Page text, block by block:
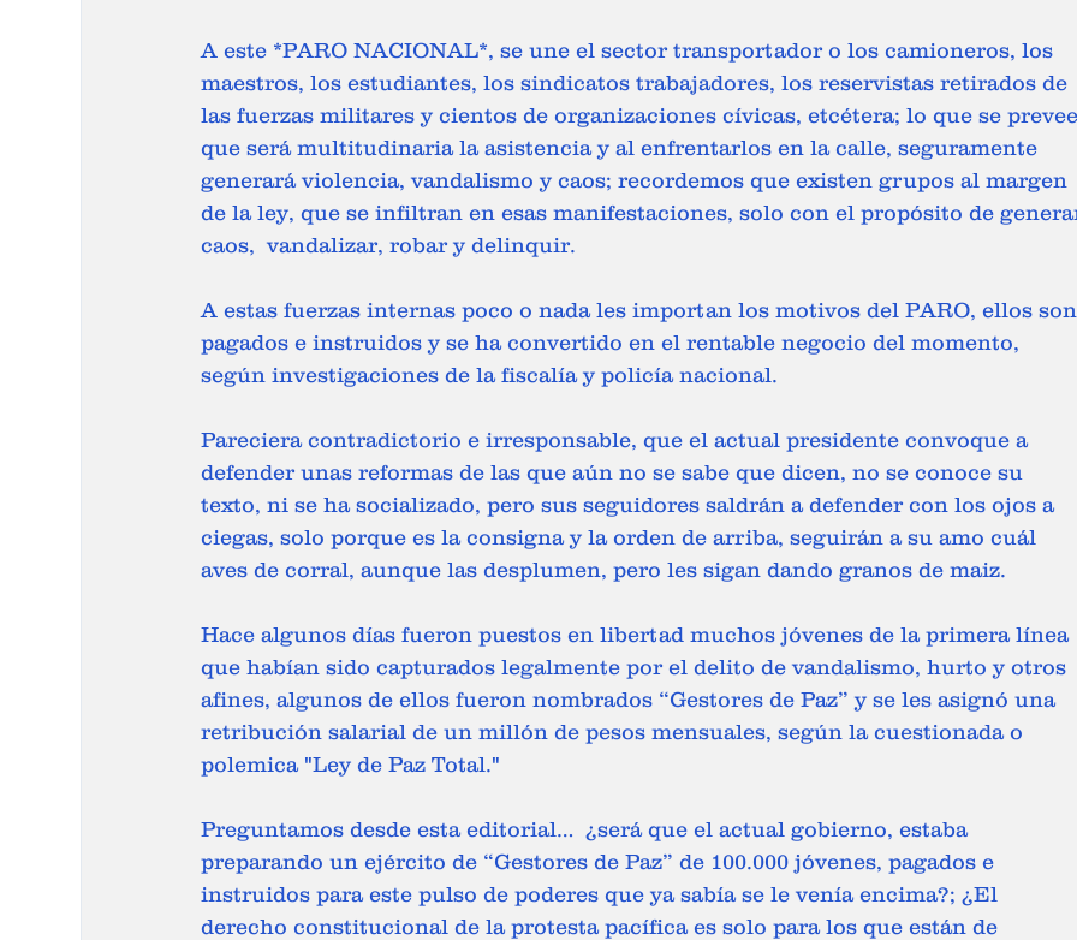
A este *PARO NACIONAL*, se une el sector transportador o los camioneros, los
maestros, los estudiantes, los sindicatos trabajadores, los reservistas retirados de
las fuerzas militares y cientos de organizaciones cívicas, etcétera; lo que se
que será multitudinaria la asistencia y al enfrentarlos en la calle, seguramente
generará violencia, vandalismo y caos; recordemos que existen grupos al margen
de la ley, que se infiltran en esas manifestaciones, solo con el propósito de
caos,  vandalizar, robar y delinquir.
A estas fuerzas internas poco o nada les importan los motivos del PARO, ellos
pagados e instruidos y se ha convertido en el rentable negocio del momento,
según investigaciones de la fiscalía y policía nacional.
Pareciera contradictorio e irresponsable, que el actual presidente convoque a
defender unas reformas de las que aún no se sabe que dicen, no se conoce su
texto, ni se ha socializado, pero sus seguidores saldrán a defender con los ojos a
ciegas, solo porque es la consigna y la orden de arriba, seguirán a su amo cuál
aves de corral, aunque las desplumen, pero les sigan dando granos de maiz.
Hace algunos días fueron puestos en libertad muchos jóvenes de la primera línea
que habían sido capturados legalmente por el delito de vandalismo, hurto y otros
afines, algunos de ellos fueron nombrados “Gestores de Paz” y se les asignó una
retribución salarial de un millón de pesos mensuales, según la cuestionada o
polemica "Ley de Paz Total."
Preguntamos desde esta editorial…  ¿será que el actual gobierno, estaba
preparando un ejército de “Gestores de Paz” de 100.000 jóvenes, pagados e
instruidos para este pulso de poderes que ya sabía se le venía encima?; ¿El
derecho constitucional de la protesta pacífica es solo para los que están de